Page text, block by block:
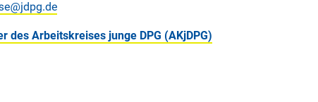
des Arbeitskreises junge DPG (AKjDPG)